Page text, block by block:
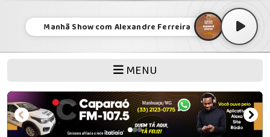
Manhã Show com Alexandre Ferreira
MENU